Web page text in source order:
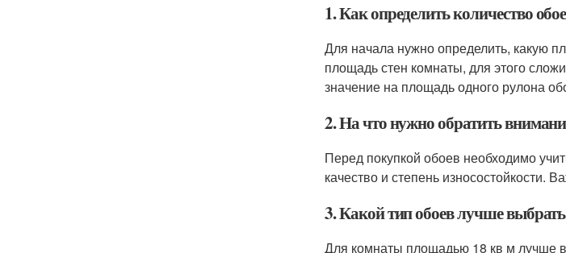
1. Как определить количество
Для начала нужно определить, какую
площадь стен комнаты, для этого
значение на площадь одного рулона
2. На что нужно обратить
Перед покупкой обоев необходимо
качество и степень износостойкости.
3. Какой тип обоев лучше
Для комнаты площадью 18 кв м лучше